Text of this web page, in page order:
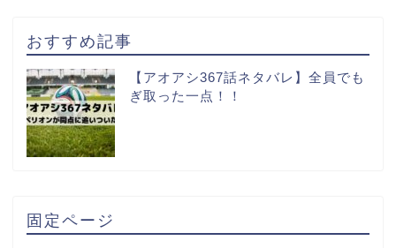
おすすめ記事
【アオアシ367話ネタバレ】全員でも
ぎ取った一点！！
固定ページ